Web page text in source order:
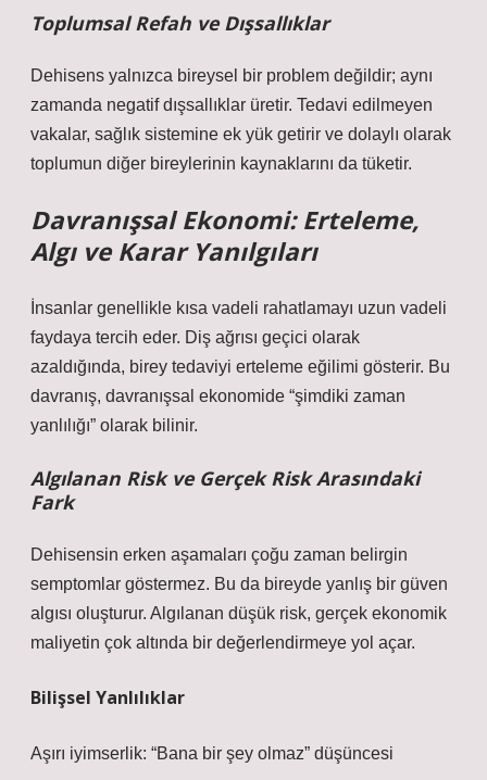
Toplumsal Refah ve Dışsallıklar
Dehisens yalnızca bireysel bir problem değildir; aynı
zamanda negatif dışsallıklar üretir. Tedavi edilmeyen
vakalar, sağlık sistemine ek yük getirir ve dolaylı olarak
toplumun diğer bireylerinin kaynaklarını da tüketir.
Davranışsal Ekonomi: Erteleme,
Algı ve Karar Yanılgıları
İnsanlar genellikle kısa vadeli rahatlamayı uzun vadeli
faydaya tercih eder. Diş ağrısı geçici olarak
azaldığında, birey tedaviyi erteleme eğilimi gösterir. Bu
davranış, davranışsal ekonomide “şimdiki zaman
yanlılığı” olarak bilinir.
Algılanan Risk ve Gerçek Risk Arasındaki
Fark
Dehisensin erken aşamaları çoğu zaman belirgin
semptomlar göstermez. Bu da bireyde yanlış bir güven
algısı oluşturur. Algılanan düşük risk, gerçek ekonomik
maliyetin çok altında bir değerlendirmeye yol açar.
Bilişsel Yanlılıklar
Aşırı iyimserlik: “Bana bir şey olmaz” düşüncesi